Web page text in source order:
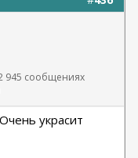
945 сообщениях
украсит